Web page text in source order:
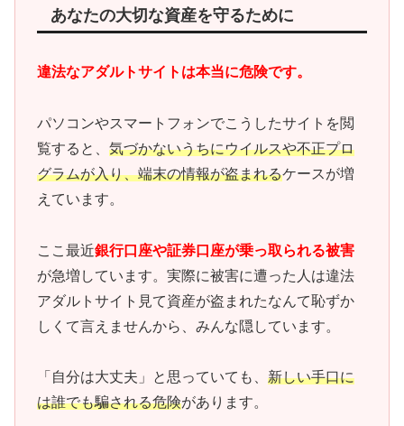
あなたの大切な資産を守るために
違法なアダルトサイトは本当に危険です。
パソコンやスマートフォンでこうしたサイトを閲
覧すると、 気づかないうちにウイルスや不正プロ
グラムが入り、端末の情報が盗まれるケースが増
えています。
ここ最近銀行口座や証券口座が乗っ取られる被害
が急増しています。実際に被害に遭った人は違法
アダルトサイト見て資産が盗まれたなんて恥ずか
しくて言えませんから、みんな隠しています。
「自分は大丈夫」と思っていても、 新しい手口に
は誰でも騙される危険があります。